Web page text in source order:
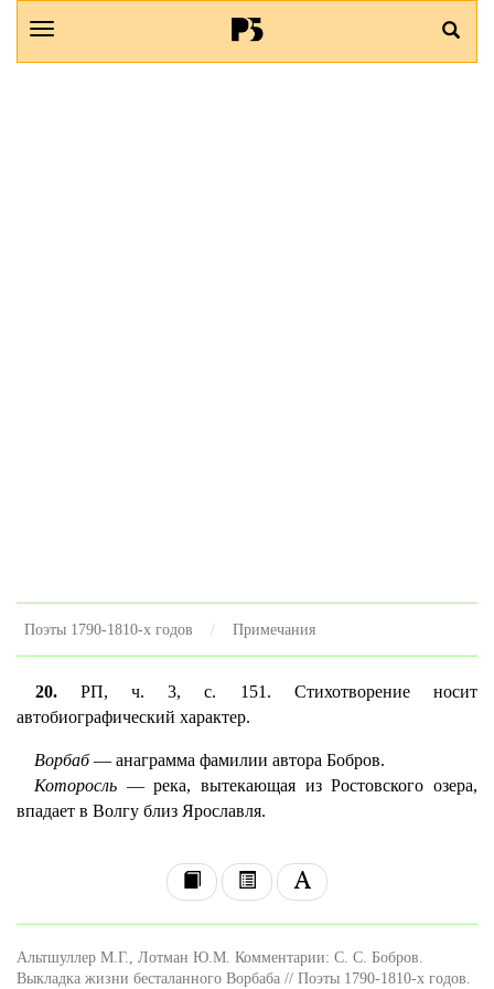
Поэты 1790-1810-х годов Примечания
20. РП, ч. 3, с. 151. Стихотворение носит
автобиографический характер.
Ворбаб— анаграмма фамилии автора Бобров.
Которосль — река, вытекающая из Ростовского озера,
впадает в Волгу близ Ярославля.
Альтшуллер М.Г., Лотман Ю.М. Комментарии: С. С. Бобров.
Выкладка жизни бесталанного Ворбаба // Поэты 1790-1810-х годов.